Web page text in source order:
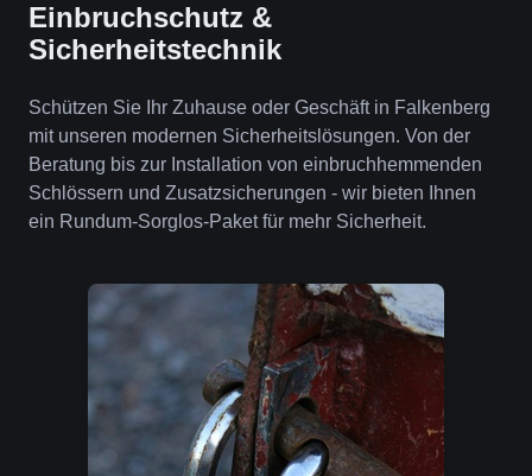
Einbruchschutz &
Sicherheitstechnik
Schützen Sie Ihr Zuhause oder Geschäft in Falkenberg
mit unseren modernen Sicherheitslösungen. Von der
Beratung bis zur Installation von einbruchhemmenden
Schlössern und Zusatzsicherungen - wir bieten Ihnen
ein Rundum-Sorglos-Paket für mehr Sicherheit.